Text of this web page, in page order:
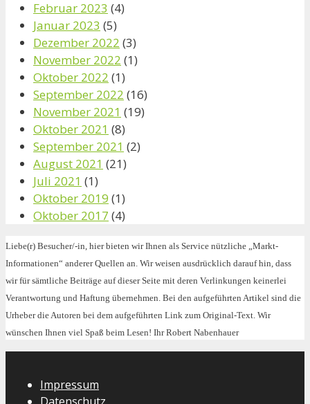
Februar 2023 (4)
Januar 2023 (5)
Dezember 2022 (3)
November 2022 (1)
Oktober 2022 (1)
September 2022 (16)
November 2021 (19)
Oktober 2021 (8)
September 2021 (2)
August 2021 (21)
Juli 2021 (1)
Oktober 2019 (1)
Oktober 2017 (4)
Liebe(r) Besucher/-in, hier bieten wir Ihnen als Service nützliche „Markt-
Informationen“ anderer Quellen an. Wir weisen ausdrücklich darauf hin, dass
wir für sämtliche Beiträge auf dieser Seite mit deren Verlinkungen keinerlei
Verantwortung und Haftung übernehmen. Bei den aufgeführten Artikel sind die
Urheber die Autoren bei dem aufgeführten Link zum Original-Text. Wir
wünschen Ihnen viel Spaß beim Lesen! Ihr Robert Nabenhauer
Impressum